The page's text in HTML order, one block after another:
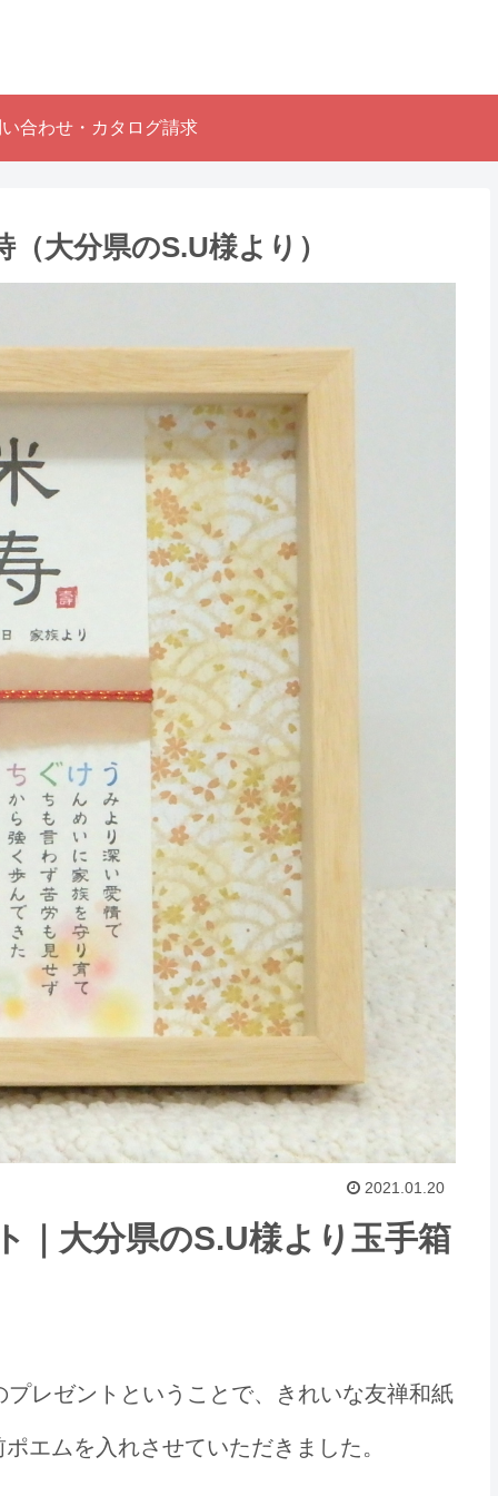
合わせ・カタログ請求
大分県のS.U様より）
2021.01.20
｜大分県のS.U様より玉手箱
レゼントということで、きれいな友禅和紙
エムを入れさせていただきました。